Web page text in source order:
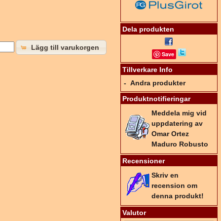
Lägg till varukorgen
Dela produkten
Save
Tillverkare Info
- Andra produkter
Produktnotifieringar
Meddela mig vid
uppdatering av
Omar Ortez
Maduro Robusto
Recensioner
Skriv en
recension om
denna produkt!
Valutor